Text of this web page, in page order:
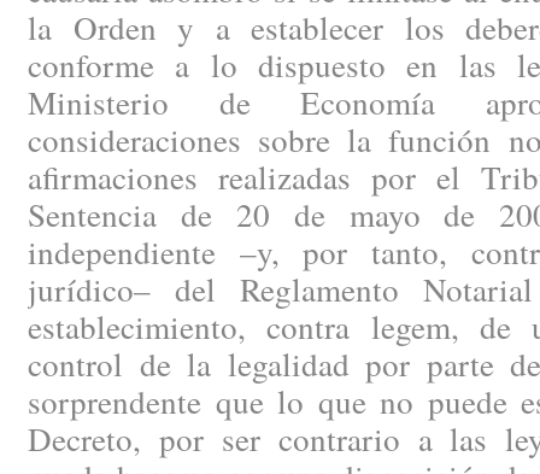
la Orden y a establecer los
conforme a lo dispuesto en las
Ministerio de Economía
consideraciones sobre la función
afirmaciones realizadas por el
Sentencia de 20 de mayo de
independiente –y, por tanto,
jurídico– del Reglamento
establecimiento, contra legem,
control de la legalidad por parte
sorprendente que lo que no puede
Decreto, por ser contrario a las